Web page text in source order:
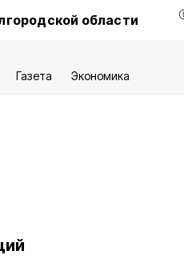
области
Газета Экономика